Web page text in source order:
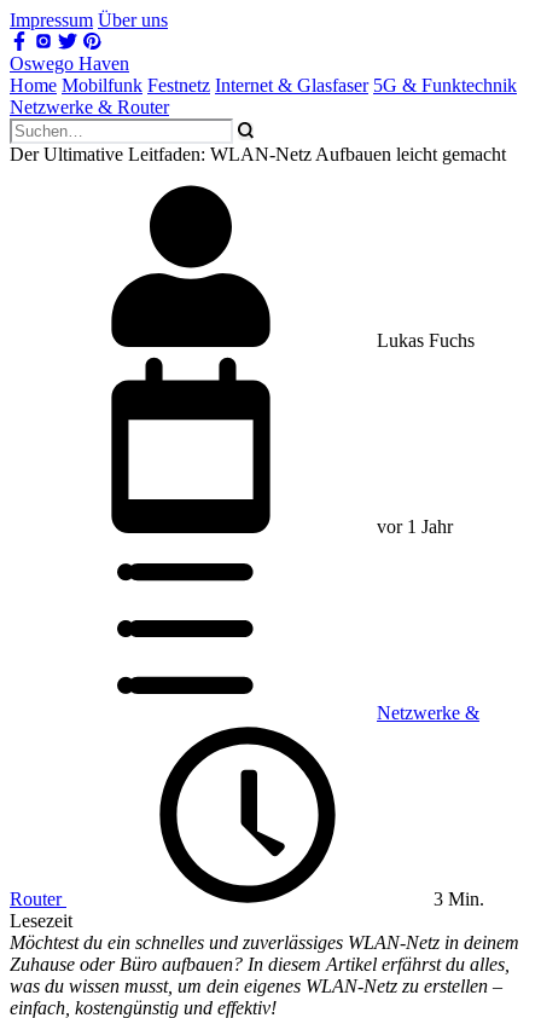
Impressum Über uns
Oswego Haven
Home Mobilfunk Festnetz Internet & Glasfaser 5G & Funktechnik
Netzwerke & Router
Der Ultimative Leitfaden: WLAN-Netz Aufbauen leicht gemacht
Lukas Fuchs
vor 1 Jahr
Netzwerke &
Router
3 Min.
Lesezeit
Möchtest du ein schnelles und zuverlässiges WLAN-Netz in deinem
Zuhause oder Büro aufbauen? In diesem Artikel erfährst du alles,
was du wissen musst, um dein eigenes WLAN-Netz zu erstellen –
einfach, kostengünstig und effektiv!